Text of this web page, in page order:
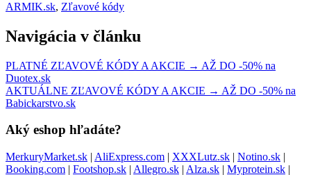
ARMIK.sk, Zľavové kódy
Navigácia v článku
PLATNÉ ZĽAVOVÉ KÓDY A AKCIE → AŽ DO -50% na
Duotex.sk
AKTUÁLNE ZĽAVOVÉ KÓDY A AKCIE → AŽ DO -50% na
Babickarstvo.sk
Aký eshop hľadáte?
MerkuryMarket.sk | AliExpress.com | XXXLutz.sk | Notino.sk |
Booking.com | Footshop.sk | Allegro.sk | Alza.sk | Myprotein.sk |